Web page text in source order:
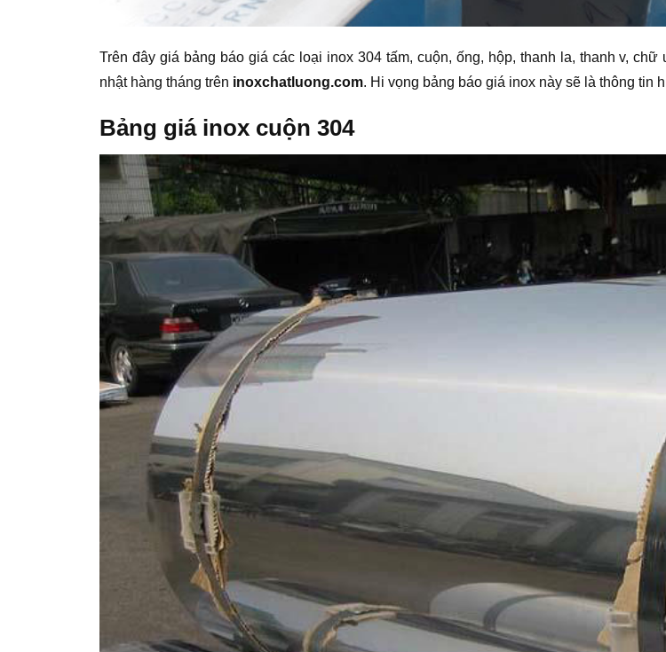
Trên đây giá bảng báo giá các loại inox 304 tấm, cuộn, ống, hộp, thanh la, thanh v,
nhật hàng tháng trên inoxchatluong.com. Hi vọng bảng báo giá inox này sẽ là thông tin
Bảng giá inox cuộn 304